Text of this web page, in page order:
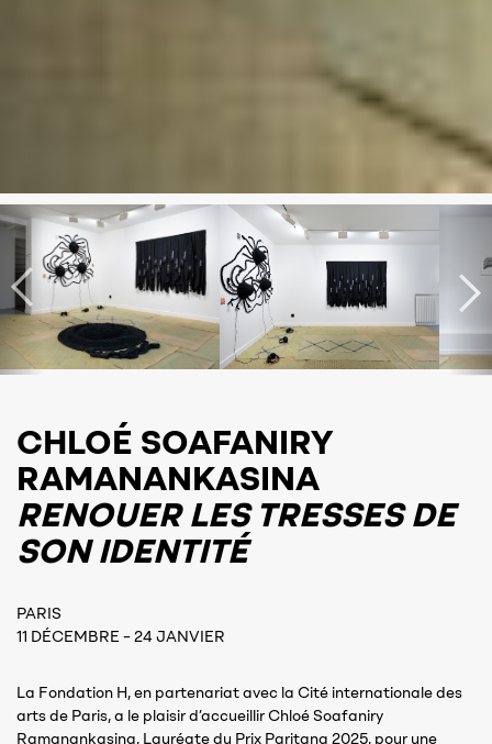
CHLOÉ SOAFANIRY
RAMANANKASINA
RENOUER LES TRESSES DE
SON IDENTITÉ
PARIS
11 DÉCEMBRE – 24 JANVIER
La Fondation H, en partenariat avec la Cité internationale des
arts de Paris, a le plaisir d’accueillir Chloé Soafaniry
Ramanankasina, Lauréate du Prix Paritana 2025, pour une